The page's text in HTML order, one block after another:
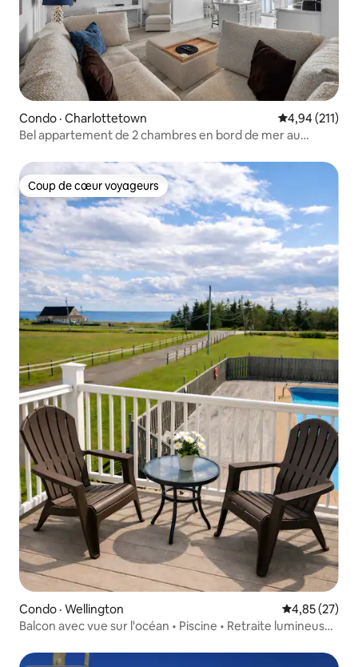
Condo · Charlottetown Note
4,94 (211)
Bel appartement de 2 chambres en bord de mer au
Coup de cœur voyageurs
Coup de cœur voyageurs
Condo · Wellington Note
4,85 (27)
Balcon avec vue sur l'océan • Piscine • Retraite lumineuse